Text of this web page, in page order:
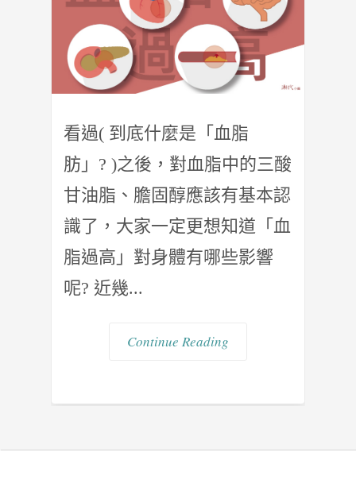
看過( 到底什麼是「血脂
肪」? )之後，對血脂中的三酸
甘油脂、膽固醇應該有基本認
識了，大家一定更想知道「血
脂過高」對身體有哪些影響
呢? 近幾...
Continue Reading